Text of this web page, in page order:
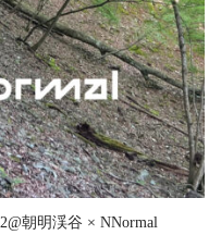
朝明渓谷 × NNormal